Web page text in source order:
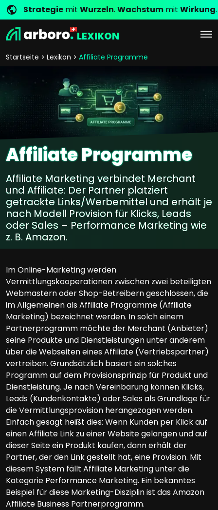
Strategie mit Wurzeln. Wachstum mit Wirkung.
LEXIKON
Startseite Lexikon Affiliate Programme
Affiliate Programme
Affiliate Marketing verbindet Merchant
und Affiliate: Der Partner platziert
getrackte Links/Werbemittel und erhält je
nach Modell Provision für Klicks, Leads
oder Sales – Performance Marketing wie
z. B. Amazon.
Im Online-Marketing werden
Vermittlungskooperationen zwischen zwei beteiligten
Webmastern oder Shop-Betreibern geschlossen, die
im Allgemeinen als Affiliate Programme (Affiliate
Marketing) bezeichnet werden. In solch einem
Partnerprogramm möchte der Merchant (Anbieter)
seine Produkte und Dienstleistungen unter anderem
über die Webseiten eines Affiliate (Vertriebspartner)
vertreiben. Grundsätzlich basiert ein solches
Programm auf dem Provisionsprinzip für Produkt und
Dienstleistung. Je nach Vereinbarung können Klicks,
Leads (Kundenkontakte) oder Sales als Grundlage für
die Vermittlungsprovision herangezogen werden.
Einfach gesagt heißt dies: Wenn Kunden per Klick auf
einen Affiliate Link zu einer Website gelangen und auf
dieser Seite ein Produkt kaufen, dann erhält der
Partner, der den Link gestellt hat, eine Provision. Mit
diesem System fällt Affiliate Marketing unter die
Kategorie Performance Marketing. Ein bekanntes
Beispiel für diese Marketing-Disziplin ist das Amazon
Affiliate Business Partnerprogramm.